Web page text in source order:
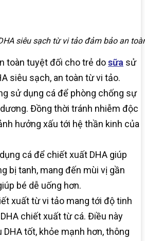
siêu sạch từ vi tảo đảm bảo an
toàn tuyệt đối cho trẻ dosữa sử
siêu sạch, an toàn từ vi tảo.
sử dụng cá để phòng chống sự
Đồng thời tránh nhiễm độc
hưởng xấu tới hệ thần kinh của
cá để chiết xuất DHA giúp
bị tanh, mang đến mùi vị gần
bé dễ uống hơn.
xuất từ vi tảo mang tới độ tinh
chiết xuất từ cá. Điều này
DHA tốt, khỏe mạnh hơn, thông